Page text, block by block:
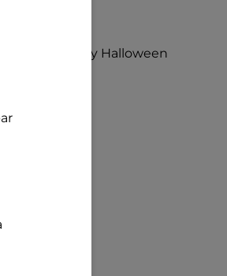
unisexe Happy Halloween